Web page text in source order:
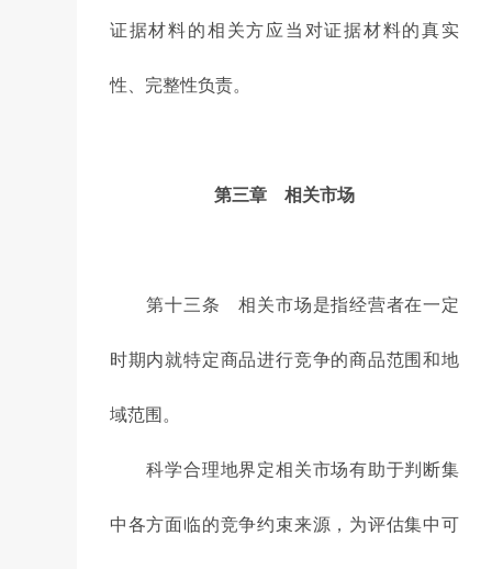
证据材料的相关方应当对证据材料的真实
性、完整性负责。
第三章 相关市场
第十三条 相关市场是指经营者在一定
时期内就特定商品进行竞争的商品范围和地
域范围。
科学合理地界定相关市场有助于判断集
中各方面临的竞争约束来源，为评估集中可